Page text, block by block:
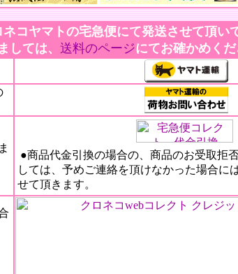
コヤマトの宅急便にて発送させて頂い
しては、 送料のページにてお確かめく
●商品代金引換の場合の、商品のお受取拒
しては、予めご連絡を頂けなかった場合に
せて頂きます。